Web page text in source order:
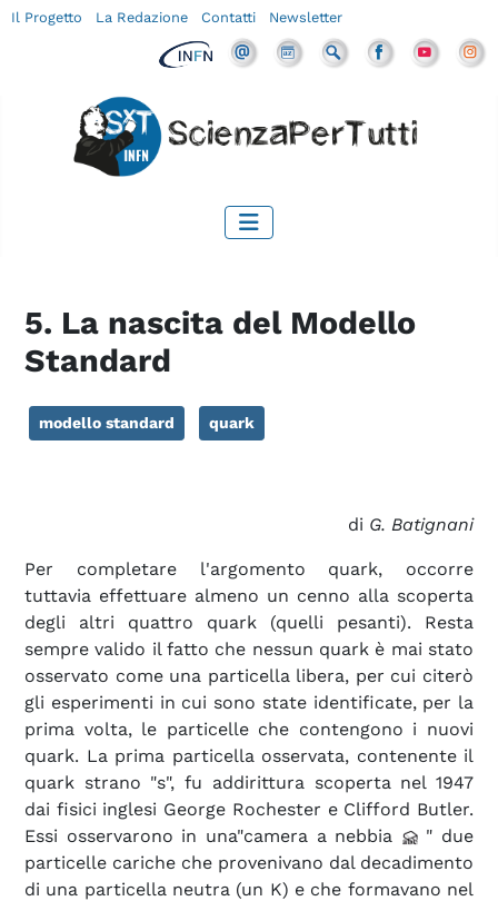
Il Progetto La Redazione Contatti Newsletter
5. La nascita del Modello
Standard
modello standard quark
di G. Batignani
Per completare l'argomento quark, occorre
tuttavia effettuare almeno un cenno alla scoperta
degli altri quattro quark (quelli pesanti). Resta
sempre valido il fatto che nessun quark è mai stato
osservato come una particella libera, per cui citerò
gli esperimenti in cui sono state identificate, per la
prima volta, le particelle che contengono i nuovi
quark. La prima particella osservata, contenente il
quark strano "s", fu addirittura scoperta nel 1947
dai fisici inglesi George Rochester e Clifford Butler.
Essi osservarono in una"camera a nebbia
" due
particelle cariche che provenivano dal decadimento
di una particella neutra (un K) e che formavano nel